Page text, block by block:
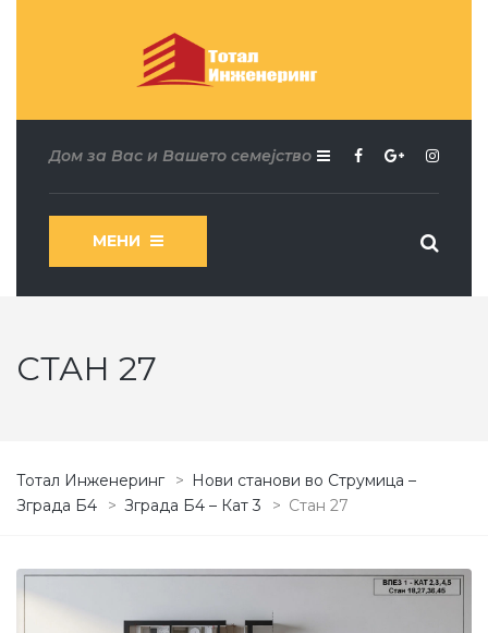
Дом за Вас и Вашето семејство
МЕНИ
СТАН 27
Тотал Инженеринг > Нови станови во Струмица –
Зграда Б4
> Зграда Б4 – Кат 3 > Стан 27